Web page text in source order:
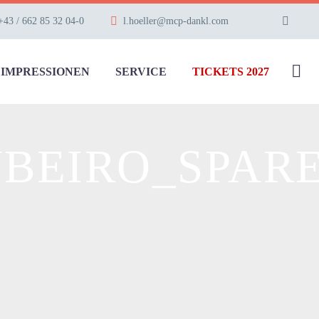
/ 662 85 32 04-0 l.hoeller@mcp-dankl.com
IMPRESSIONEN SERVICE TICKETS 2027